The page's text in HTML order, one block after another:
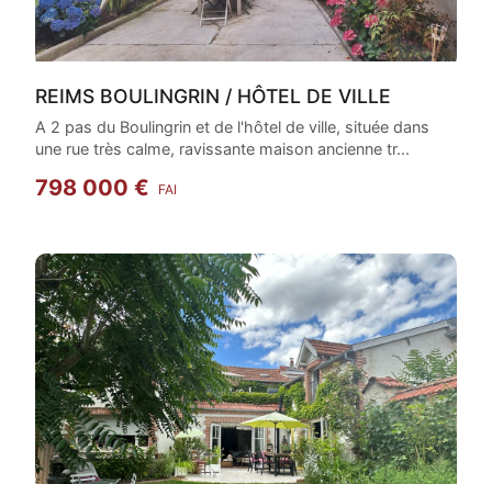
REIMS BOULINGRIN / HÔTEL DE VILLE
A 2 pas du Boulingrin et de l'hôtel de ville, située dans
une rue très calme, ravissante maison ancienne tr...
798 000 € FAI